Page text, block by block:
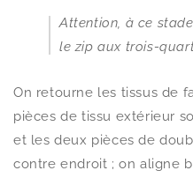
Attention, à ce
le zip aux trois-
On retourne les tissus de
pièces de tissu extérieur
et les deux pièces de
contre endroit ; on aligne